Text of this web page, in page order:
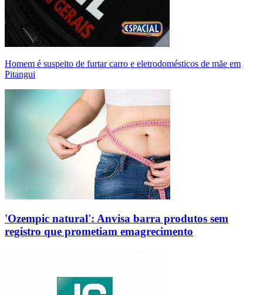
Homem é suspeito de furtar carro e eletrodomésticos de mãe em
Pitangui
'Ozempic natural': Anvisa barra produtos sem
registro que prometiam emagrecimento